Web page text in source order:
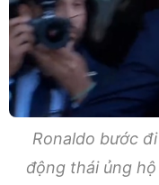
Ronaldo bước
động thái ủng